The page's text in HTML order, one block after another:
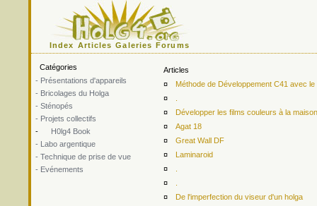
Index Articles Galeries Forums
Catégories
- Présentations d'appareils
- Bricolages du Holga
- Sténopés
- Projets collectifs
-
H0lg4 Book
- Labo argentique
- Technique de prise de vue
- Evénements
Articles
¤
Méthode de Développement C41 avec
¤
¤
Développer les films couleurs à la
¤
Agat 18
¤
Great Wall DF
¤
Laminaroid
¤
¤
¤
De l'imperfection du viseur d'un holga